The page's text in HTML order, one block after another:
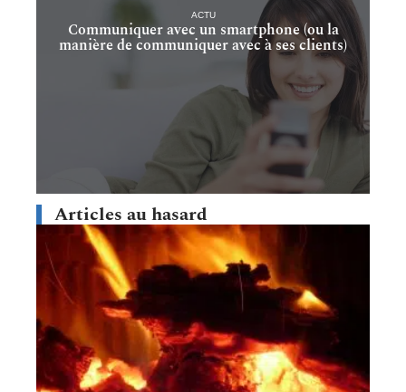
ACTU
Communiquer avec un smartphone (ou la
manière de communiquer avec à ses clients)
Articles au hasard